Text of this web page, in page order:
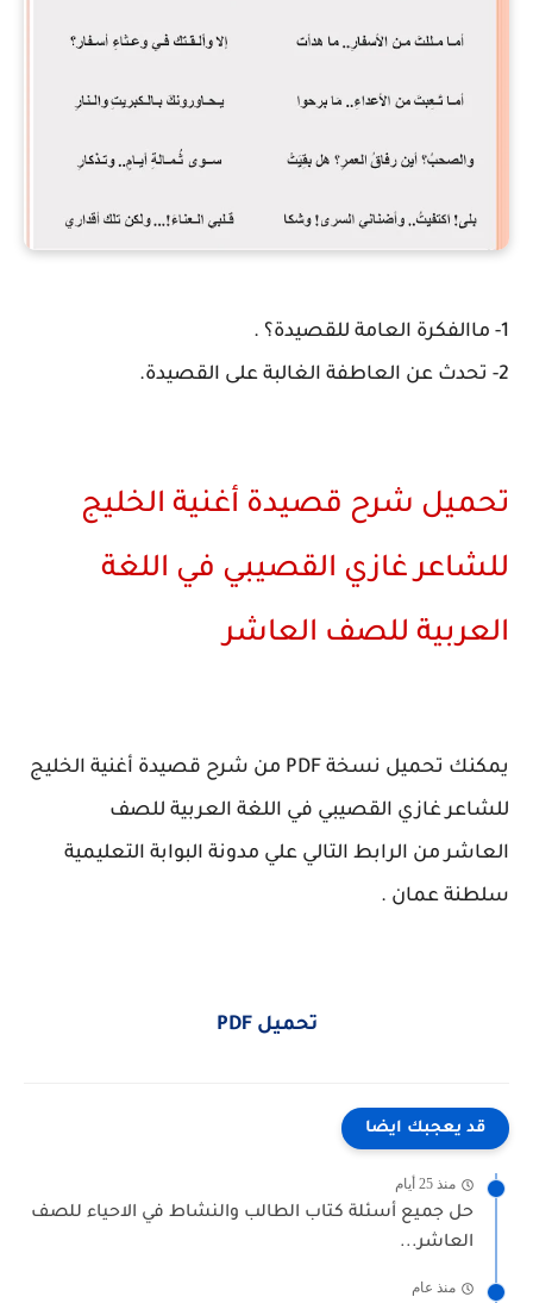
1- ماالفكرة العامة للقصيدة؟ .
2- تحدث عن العاطفة الغالبة على القصيدة.
تحميل شرح قصيدة أغنية الخليج
للشاعر غازي القصيبي في اللغة
العربية للصف العاشر
يمكنك تحميل نسخة PDF من شرح قصيدة أغنية الخليج
للشاعر غازي القصيبي في اللغة العربية للصف
العاشر من الرابط التالي علي مدونة البوابة التعليمية
سلطنة عمان .
تحميل PDF
قد يعجبك ايضا
منذ 25 أيام
حل جميع أسئلة كتاب الطالب والنشاط في الاحياء للصف
العاشر...
منذ عام